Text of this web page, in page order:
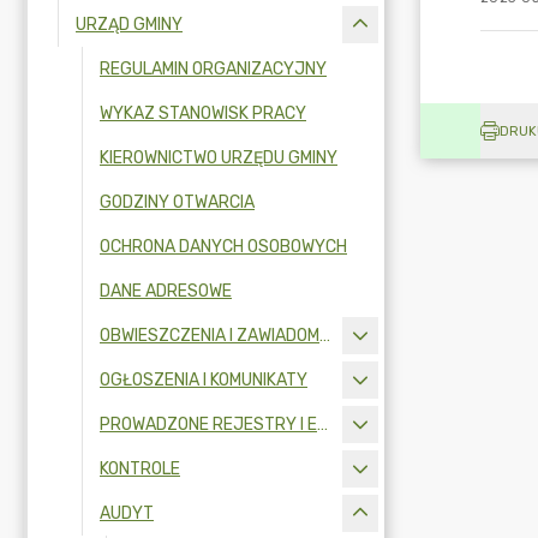
URZĄD GMINY
REGULAMIN ORGANIZACYJNY
WYKAZ STANOWISK PRACY
KIEROWNICTWO URZĘDU GMINY
GODZINY OTWARCIA
OCHRONA DANYCH OSOBOWYCH
DANE ADRESOWE
OBWIESZCZENIA I ZAWIADOMIENIA
OGŁOSZENIA I KOMUNIKATY
PROWADZONE REJESTRY I EWIDENCJE
KONTROLE
AUDYT